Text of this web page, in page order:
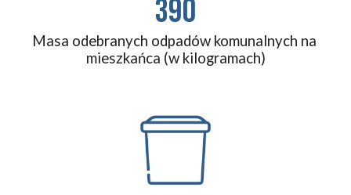
390
Masa odebranych odpadów komunalnych na
mieszkańca (w kilogramach)